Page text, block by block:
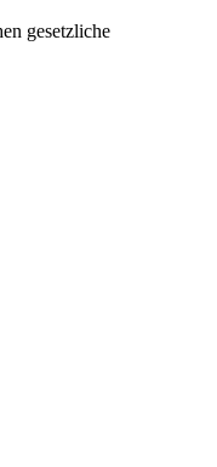
gesetzliche